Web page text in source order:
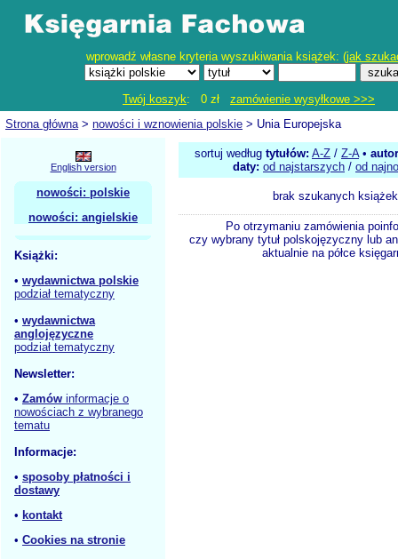
wprowadź własne kryteria wyszukiwania książek: (jak
Twój koszyk: 0 zł zamówienie wysyłkowe >>>
Strona główna> nowości i wznowienia polskie > Unia Europejska
English version
nowości: polskie
nowości: angielskie
Książki:
• wydawnictwa polskie
podział tematyczny
• wydawnictwa
anglojęzyczne
podział tematyczny
Newsletter:
• Zamów informacje o
nowościach z wybranego
tematu
Informacje:
• sposoby płatności i
dostawy
• kontakt
• Cookies na stronie
sortuj według tytułów: A-Z / Z-A•
daty: od najstarszych / od
brak szukanych książek
Po otrzymaniu zamówienia
czy wybrany tytuł polskojęzyczny lub
aktualnie na półce